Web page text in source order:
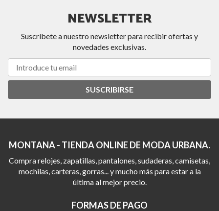
NEWSLETTER
Suscríbete a nuestro newsletter para recibir ofertas y
novedades exclusivas.
SUSCRIBIRSE
MONTANA - TIENDA ONLINE DE MODA URBANA.
Compra relojes, zapatillas, pantalones, sudaderas, camisetas,
mochilas, carteras, gorras... y mucho más para estar a la
última al mejor precio.
FORMAS DE PAGO